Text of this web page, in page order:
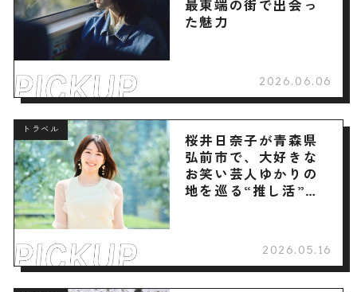
最東端の街で出会っ
た魅力
2026.06.06
トラベル
桜井日奈子が青森県
弘前市で、大好きな
お笑い芸人ゆかりの
地を巡る“推し活”旅
2026.05.16